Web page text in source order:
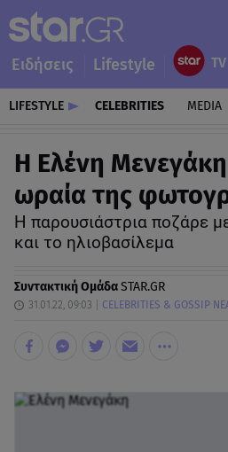
Ειδήσεις Lifestyle
LIFESTYLE CELEBRITIES MEDIA
Η Ελένη
ωραία της
Η παρουσιάστρια ποζάρε
και το ηλιοβασίλεμα
Συντακτική ΟμάδαSTAR.GR
31.01.22, 09:03 CELEBRITIES & GOSSIP